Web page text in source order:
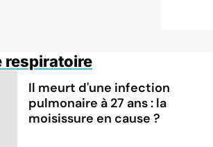
respiratoire
Il meurt d'une infection
pulmonaire à 27 ans : la
moisissure en cause ?